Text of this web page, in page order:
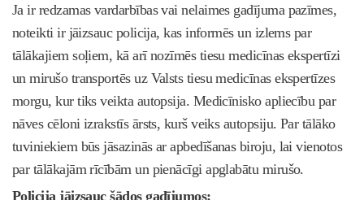
Ja ir redzamas vardarbības vai nelaimes gadījuma pazīmes,
noteikti ir jāizsauc policija, kas informēs un izlems par
tālākajiem soļiem, kā arī nozīmēs tiesu medicīnas ekspertīzi
un mirušo transportēs uz Valsts tiesu medicīnas ekspertīzes
morgu, kur tiks veikta autopsija. Medicīnisko apliecību par
nāves cēloni izrakstīs ārsts, kurš veiks autopsiju. Par tālāko
tuviniekiem būs jāsazinās ar apbedīšanas biroju, lai vienotos
par tālākajām rīcībām un pienācīgi apglabātu mirušo.
Policija jāizsauc šādos gadījumos: